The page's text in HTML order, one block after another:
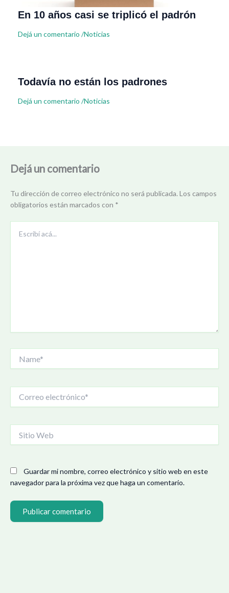
En 10 años casi se triplicó el padrón
Dejá un comentario /Noticias
Todavía no están los padrones
Dejá un comentario /Noticias
Dejá un comentario
Tu dirección de correo electrónico no será publicada. Los campos
obligatorios están marcados con *
acá...
electrónico*
Web
Guardar mi nombre, correo electrónico y sitio web en este
navegador para la próxima vez que haga un comentario.